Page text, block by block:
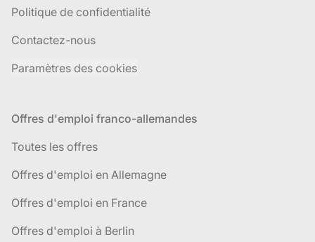
Politique de confidentialité
Contactez-nous
Paramètres des cookies
Offres d'emploi franco-allemandes
Toutes les offres
Offres d'emploi en Allemagne
Offres d'emploi en France
Offres d'emploi à Berlin